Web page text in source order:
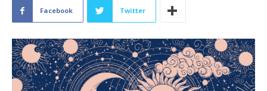
Facebook Twitter